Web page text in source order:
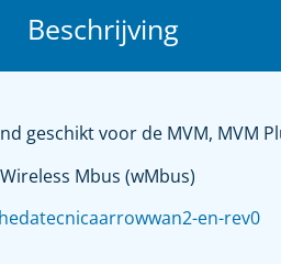
Beschrijving
geschikt voor de MVM, MVM
Mbus (wMbus)
en-rev0